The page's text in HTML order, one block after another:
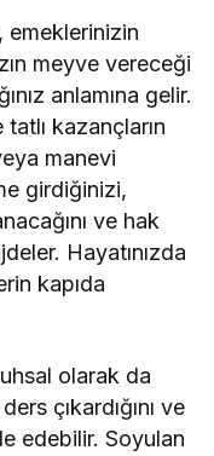
, emeklerinizin
meyve vereceği
anlamına gelir.
kazançların
manevi
girdiğinizi,
ve hak
Hayatınızda
kapıda
olarak da
çıkardığını ve
edebilir. Soyulan